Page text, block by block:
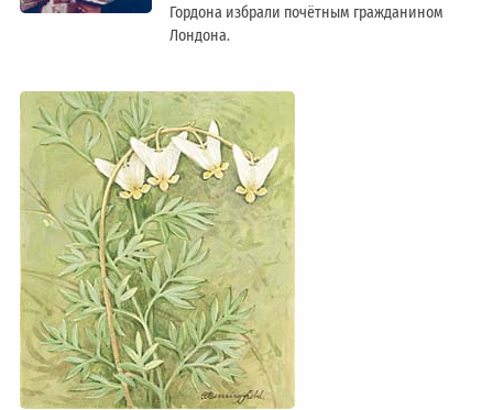
Гордона избрали почётным гражданином
Лондонa.